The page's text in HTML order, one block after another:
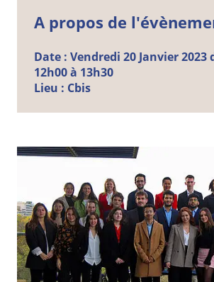
A propos de
Date : Vendredi 20 Janvier2023
12h00 à 13h30
Lieu : Cbis